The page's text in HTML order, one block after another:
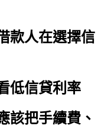
款人在選擇信
低信貸利率
該把手續費、